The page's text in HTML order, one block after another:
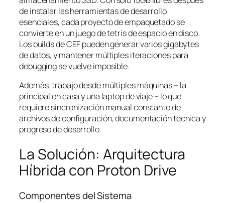
de instalar las herramientas de desarrollo
esenciales, cada proyecto de empaquetado se
convierte en un juego de tetris de espacio en disco.
Los builds de CEF pueden generar varios gigabytes
de datos, y mantener múltiples iteraciones para
debugging se vuelve imposible.
Además, trabajo desde múltiples máquinas – la
principal en casa y una laptop de viaje – lo que
requiere sincronización manual constante de
archivos de configuración, documentación técnica y
progreso de desarrollo.
La Solución: Arquitectura
Híbrida con Proton Drive
Componentes del Sistema